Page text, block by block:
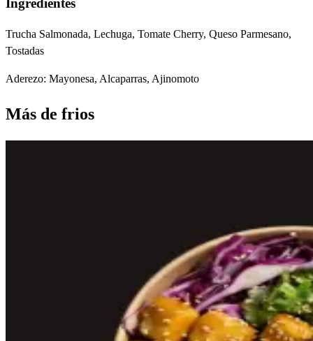
Trucha Salmonada, Lechuga, Tomate Cherry, Queso Parmesano,
Tostadas
Aderezo: Mayonesa, Alcaparras, Ajinomoto
Más de frios